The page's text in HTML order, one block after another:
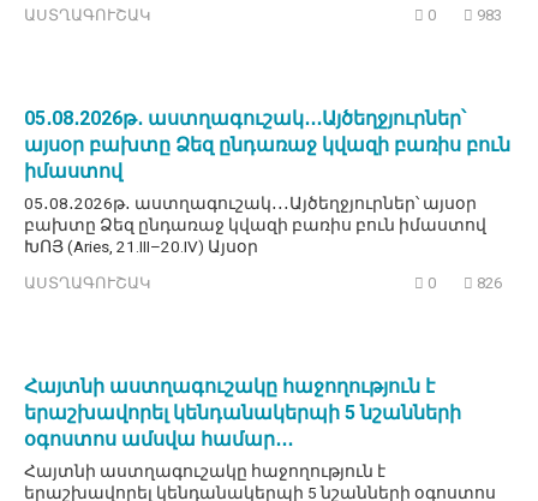
ԱՍՏՂԱԳՈՒՇԱԿ 0 983
05․08․2026թ․ աստղագուշակ․․․Այծեղջյուրներ՝
այսօր բախտը Ձեզ ընդառաջ կվազի բառիս բուն
իմաստով
05․08․2026թ․ աստղագուշակ․․․Այծեղջյուրներ՝ այսօր
բախտը Ձեզ ընդառաջ կվազի բառիս բուն իմաստով
ԽՈՅ (Aries, 21.III–20.IV) Այսօր
ԱՍՏՂԱԳՈՒՇԱԿ 0 826
Հայտնի աստղագուշակը հաջողություն է
երաշխավորել կենդանակերպի 5 նշանների
օգոստոս ամսվա համար․․․
Հայտնի աստղագուշակը հաջողություն է
երաշխավորել կենդանակերպի 5 նշանների օգոստոս